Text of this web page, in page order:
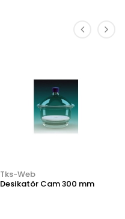
Tks-Web
Desikatör Cam 300 mm